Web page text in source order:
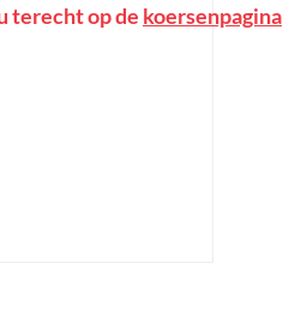
terecht op de koersenpagina